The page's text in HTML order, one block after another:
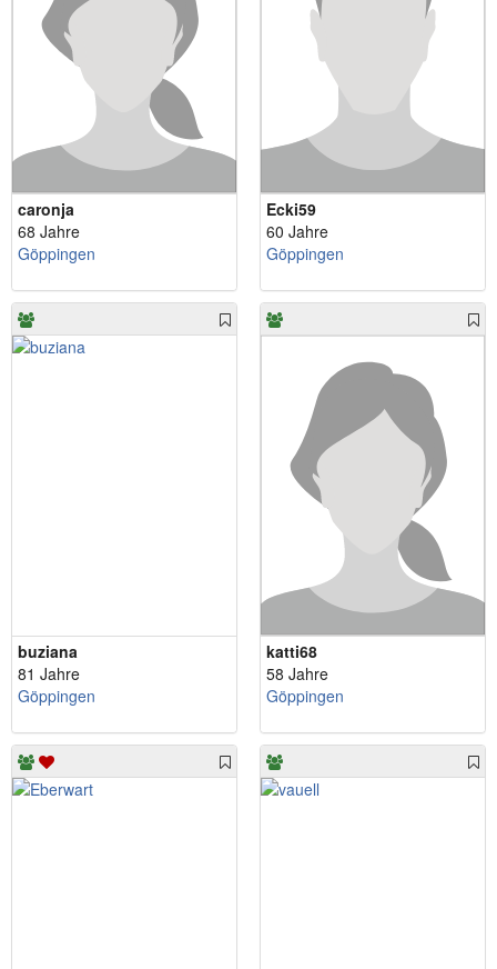
caronja
68 Jahre
Göppingen
Ecki59
60 Jahre
Göppingen
buziana
81 Jahre
Göppingen
katti68
58 Jahre
Göppingen